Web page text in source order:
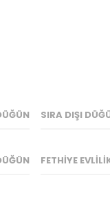
SIRA DIŞI
FETHIYE